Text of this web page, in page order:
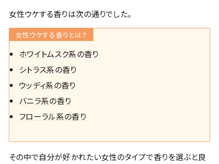
女性ウケする香りは次の通りでした。
女性ウケする香りとは？
ホワイトムスク系の香り
シトラス系の香り
ウッディ系の香り
バニラ系の香り
フローラル系の香り
その中で自分が好かれたい女性のタイプで香りを選ぶと良